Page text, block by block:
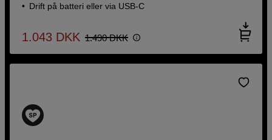
Drift på batteri eller via USB-C
1.043 DKK 1.490
Drift på batteri eller via USB-C
1.043 DKK 1.490 DKK